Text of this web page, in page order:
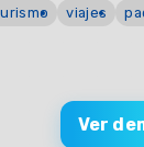
viajes
Ver